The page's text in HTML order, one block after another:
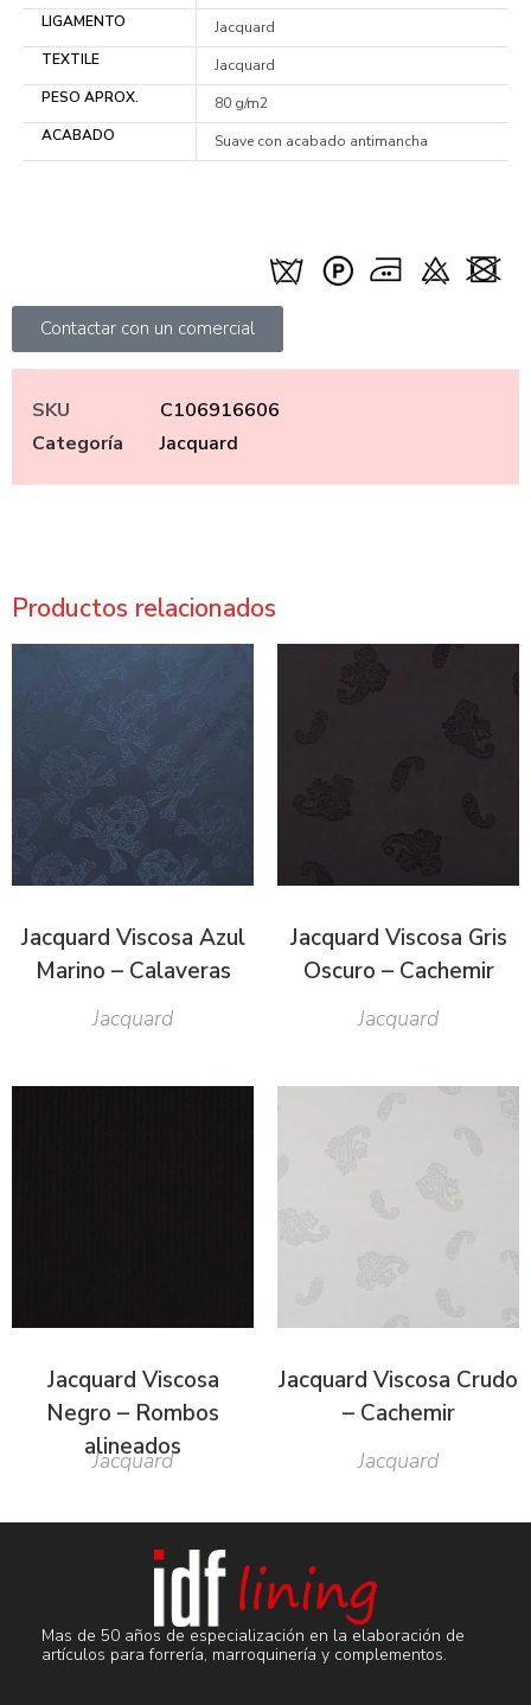
LIGAMENTO
Jacquard
TEXTILE
Jacquard
PESO APROX.
80 g/m2
ACABADO
Suave con acabado antimancha
Contactar con un comercial
SKU
C106916606
Categoría
Jacquard
Productos relacionados
Jacquard Viscosa Azul
Marino – Calaveras
Jacquard
Jacquard Viscosa Gris
Oscuro – Cachemir
Jacquard
Jacquard Viscosa
Negro – Rombos
alineados
Jacquard
Jacquard Viscosa Crudo
– Cachemir
Jacquard
Mas de 50 años de especialización en la elaboración de
artículos para forrería, marroquinería y complementos.